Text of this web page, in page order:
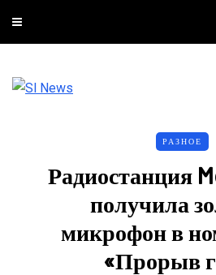
РАЗНОЕ
Радиостанция
получила
микрофон в
«Прорыв